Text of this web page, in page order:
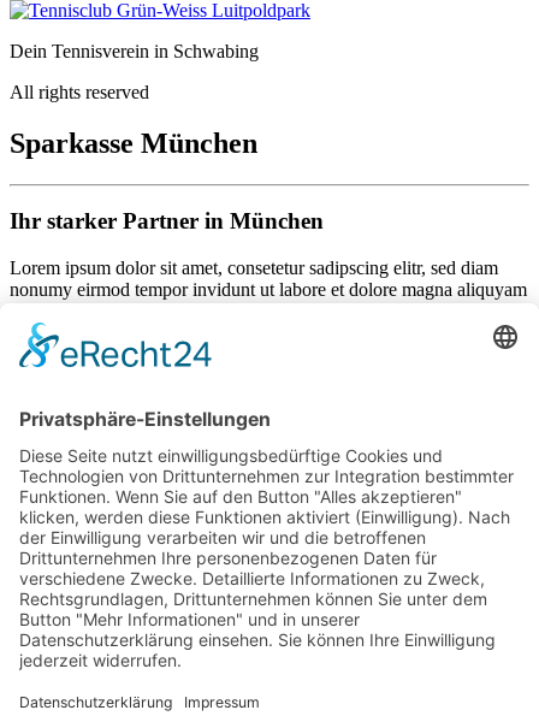
Dein Tennisverein in Schwabing
All rights reserved
Sparkasse München
Ihr starker Partner in München
Lorem ipsum dolor sit amet, consetetur sadipscing elitr, sed diam
nonumy eirmod tempor invidunt ut labore et dolore magna aliquyam
et ea rebum. Stet clita kasd gubergren, no sea takimata sanctus est
Lorem ipsum dolor sit amet.
Wir freuen uns auf Ihren Besuch!
Mannschaften
News
Sponsoren
Vorstand / Verein
Historie
Social Life